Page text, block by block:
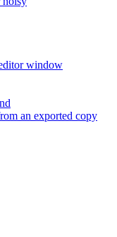
window
an exported copy